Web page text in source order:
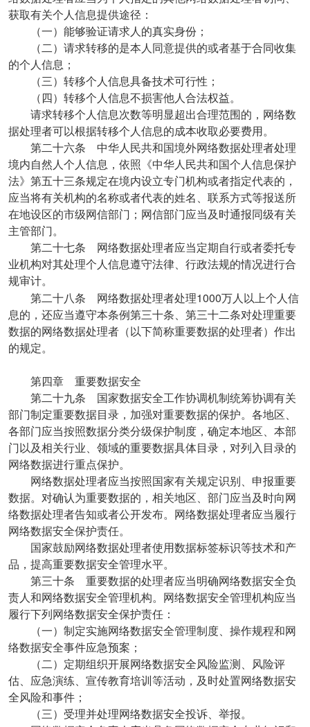
获取有关个人信息提供途径：
（一）能够验证请求人的真实身份；
（二）请求转移的是本人同意提供的或者基于合同收集
的个人信息；
（三）转移个人信息具备技术可行性；
（四）转移个人信息不损害他人合法权益。
请求转移个人信息次数等明显超出合理范围的，网络数
据处理者可以根据转移个人信息的成本收取必要费用。
第二十六条 中华人民共和国境外网络数据处理者处理
境内自然人个人信息，依照《中华人民共和国个人信息保护
法》第五十三条规定在境内设立专门机构或者指定代表的，
应当将有关机构的名称或者代表的姓名、联系方式等报送所
在地设区的市级网信部门；网信部门应当及时通报同级有关
主管部门。
第二十七条 网络数据处理者应当定期自行或者委托专
业机构对其处理个人信息遵守法律、行政法规的情况进行合
规审计。
第二十八条 网络数据处理者处理1000万人以上个人信
息的，还应当遵守本条例第三十条、第三十二条对处理重要
数据的网络数据处理者（以下简称重要数据的处理者）作出
的规定。
第四章 重要数据安全
第二十九条 国家数据安全工作协调机制统筹协调有关
部门制定重要数据目录，加强对重要数据的保护。各地区、
各部门应当按照数据分类分级保护制度，确定本地区、本部
门以及相关行业、领域的重要数据具体目录，对列入目录的
网络数据进行重点保护。
网络数据处理者应当按照国家有关规定识别、申报重要
数据。对确认为重要数据的，相关地区、部门应当及时向网
络数据处理者告知或者公开发布。网络数据处理者应当履行
网络数据安全保护责任。
国家鼓励网络数据处理者使用数据标签标识等技术和产
品，提高重要数据安全管理水平。
第三十条 重要数据的处理者应当明确网络数据安全负
责人和网络数据安全管理机构。网络数据安全管理机构应当
履行下列网络数据安全保护责任：
（一）制定实施网络数据安全管理制度、操作规程和网
络数据安全事件应急预案；
（二）定期组织开展网络数据安全风险监测、风险评
估、应急演练、宣传教育培训等活动，及时处置网络数据安
全风险和事件；
（三）受理并处理网络数据安全投诉、举报。